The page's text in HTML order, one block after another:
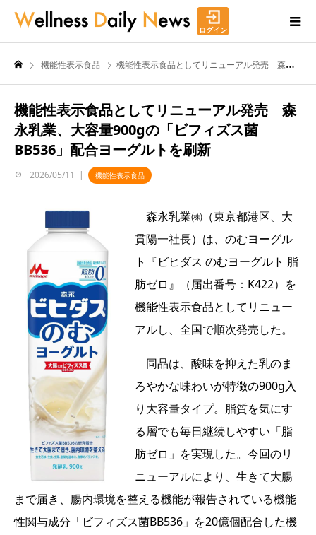
ログイン
機能性表示食品 機能性表示食品としてリニューアル発売 森永乳業、大容量900gの「ビフィズス菌BB536」配合ヨーグルトを刷新
機能性表示食品としてリニューアル発売 森
永乳業、大容量900gの「ビフィズス菌
BB536」配合ヨーグルトを刷新
2026/05/11 機能性表示食品
森永乳業㈱（東京都港区、大
貫陽一社長）は、のむヨーグル
ト『ビヒダス のむヨーグルト 脂
肪ゼロ』（届出番号：K422）を
機能性表示食品としてリニュー
アルし、全国で順次発売した。
同品は、酸味を抑えた乳のま
ろやかな味わいが特徴の900g入
り大容量タイプ。脂質を気にす
る層でも毎日継続しやすい「脂
肪ゼロ」を実現した。今回のリ
ニューアルにより、生きて大腸
まで届き、腸内環境を整える機能が報告されている機能
性関与成分「ビフィズス菌BB536」を20億個配合した機